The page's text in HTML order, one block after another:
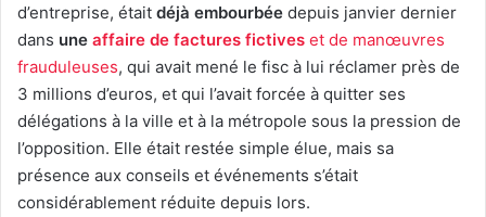
d’entreprise, était déjà embourbée depuis janvier dernier
dans une affaire de factures fictives et de manœuvres
frauduleuses, qui avait mené le fisc à lui réclamer près de
3 millions d’euros, et qui l’avait forcée à quitter ses
délégations à la ville et à la métropole sous la pression de
l’opposition. Elle était restée simple élue, mais sa
présence aux conseils et événements s’était
considérablement réduite depuis lors.